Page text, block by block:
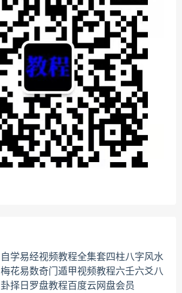
自学易经视频教程全集套四柱八字风水
梅花易数奇门遁甲视频教程六壬六爻八
卦择日罗盘教程百度云网盘会员